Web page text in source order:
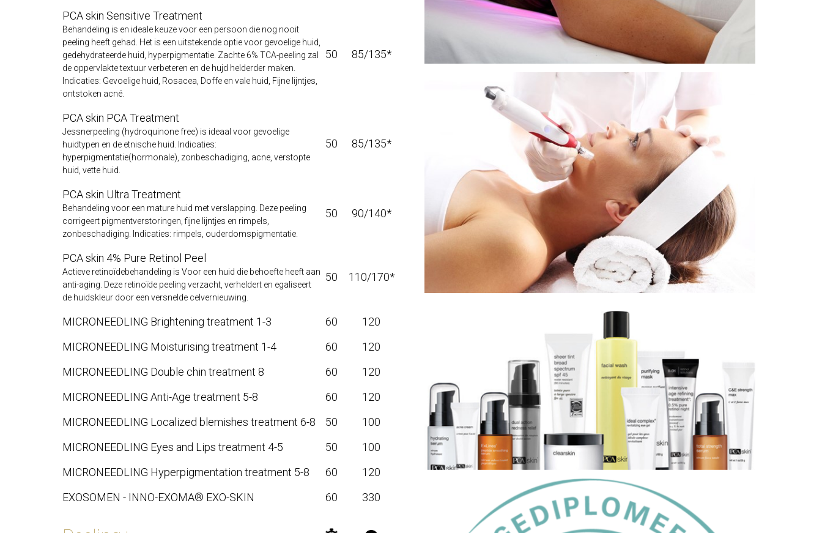
PCA skin Sensitive Treatment
Behandeling is en ideale keuze voor een persoon die nog nooit
peeling heeft gehad. Het is een uitstekende optie voor gevoelige huid,
gedehydrateerde huid, hyperpigmentatie. Zachte 6% TCA-peeling zal
de oppervlakte textuur verbeteren en de hujd helderder maken.
Indicaties: Gevoelige huid, Rosacea, Doffe en vale huid, Fijne lijntjes,
ontstoken acné.
50 85/135*
PCA skin PCA Treatment
Jessnerpeeling (hydroquinone free) is ideaal voor gevoelige
huidtypen en de etnische huid. Indicaties:
hyperpigmentatie(hormonale), zonbeschadiging, acne, verstopte
huid, vette huid.
50 85/135*
PCA skin Ultra Treatment
Behandeling voor een mature huid met verslapping. Deze peeling
corrigeert pigmentverstoringen, fijne lijntjes en rimpels,
zonbeschadiging. Indicaties: rimpels, ouderdomspigmentatie.
50 90/140*
PCA skin 4% Pure Retinol Peel
Actieve retinoïdebehandeling is Voor een huid die behoefte heeft aan
anti-aging. Deze retinoïde peeling verzacht, verheldert en egaliseert
de huidskleur door een versnelde celvernieuwing.
50 110/170*
MICRONEEDLING Brightening treatment 1-3 60
120
MICRONEEDLING Moisturising treatment 1-4
60
120
MICRONEEDLING Double chin treatment 8
60
120
MICRONEEDLING Anti-Age treatment 5-8
60
120
MICRONEEDLING Localized blemishes treatment 6-8
50
100
MICRONEEDLING Eyes and Lips treatment 4-5
50
100
MICRONEEDLING Hyperpigmentation treatment 5-8
60
120
EXOSOMEN - INNO-EXOMA® EXO-SKIN
60 330